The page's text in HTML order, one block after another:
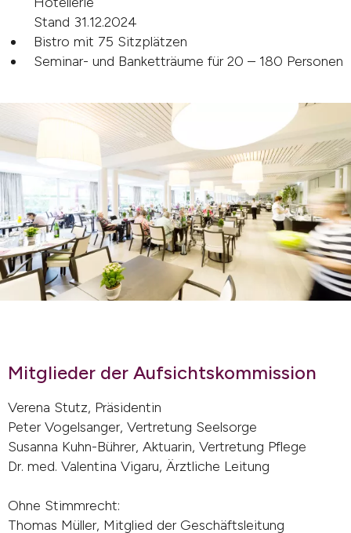
Stand 31.12.2024
Bistro mit 75 Sitzplätzen
Seminar- und Banketträume für 20 – 180 Personen
Mitglieder der Aufsichtskommission
Verena Stutz, Präsidentin
Peter Vogelsanger, Vertretung Seelsorge
Susanna Kuhn-Bührer, Aktuarin, Vertretung Pflege
Dr. med. Valentina Vigaru, Ärztliche Leitung
Ohne Stimmrecht:
Thomas Müller, Mitglied der Geschäftsleitung